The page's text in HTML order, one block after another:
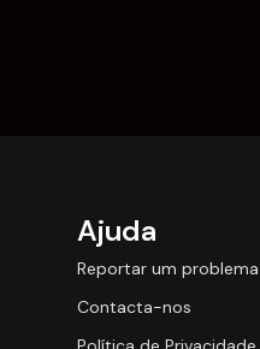
Ajuda
Reportar um problema
Contacta-nos